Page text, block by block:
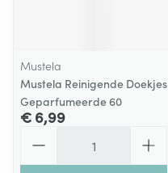
Mustela
Mustela Reinigende Doekjes
Geparfumeerde 60
€ 6,99